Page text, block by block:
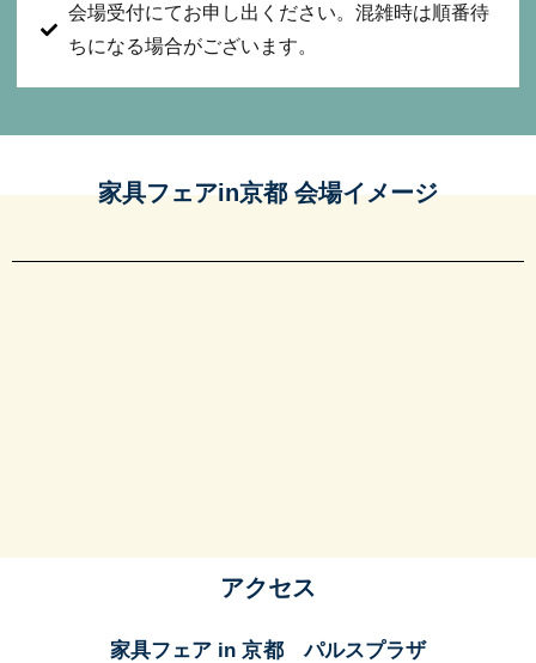
会場受付にてお申し出ください。混雑時は順番待
ちになる場合がございます。
家具フェアin京都 会場イメージ
アクセス
家具フェア in 京都 パルスプラザ